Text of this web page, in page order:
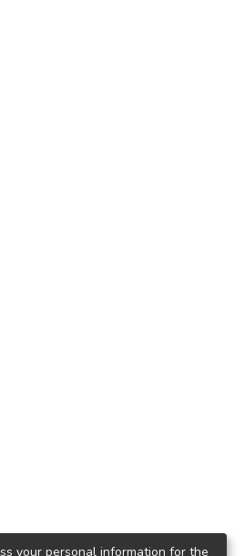
your personal information for the